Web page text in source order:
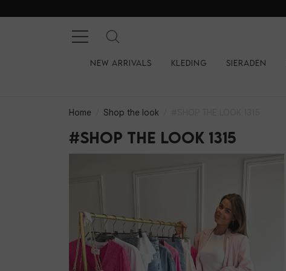
New arrivals Kleding Sieraden
Home Shop the look
#SHOP THE LOOK 1315